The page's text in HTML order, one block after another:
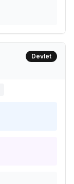
Devlet